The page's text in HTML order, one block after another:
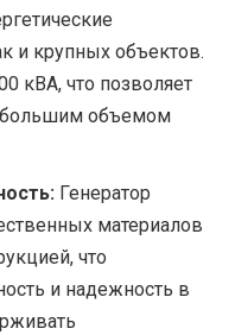
и крупных объектов.
кВА, что позволяет
большим объемом
Генератор
материалов
что
и надежность в